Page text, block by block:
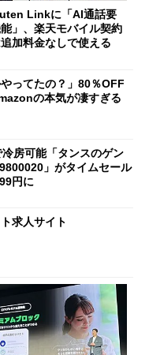
Linkに「AI通話要
」、楽天モバイル契約
加料金なしで使える
やってたの？」80％OFF
の本気が凄すぎる
房可能「タンスのゲン
」がタイムセール
円に
求人サイト